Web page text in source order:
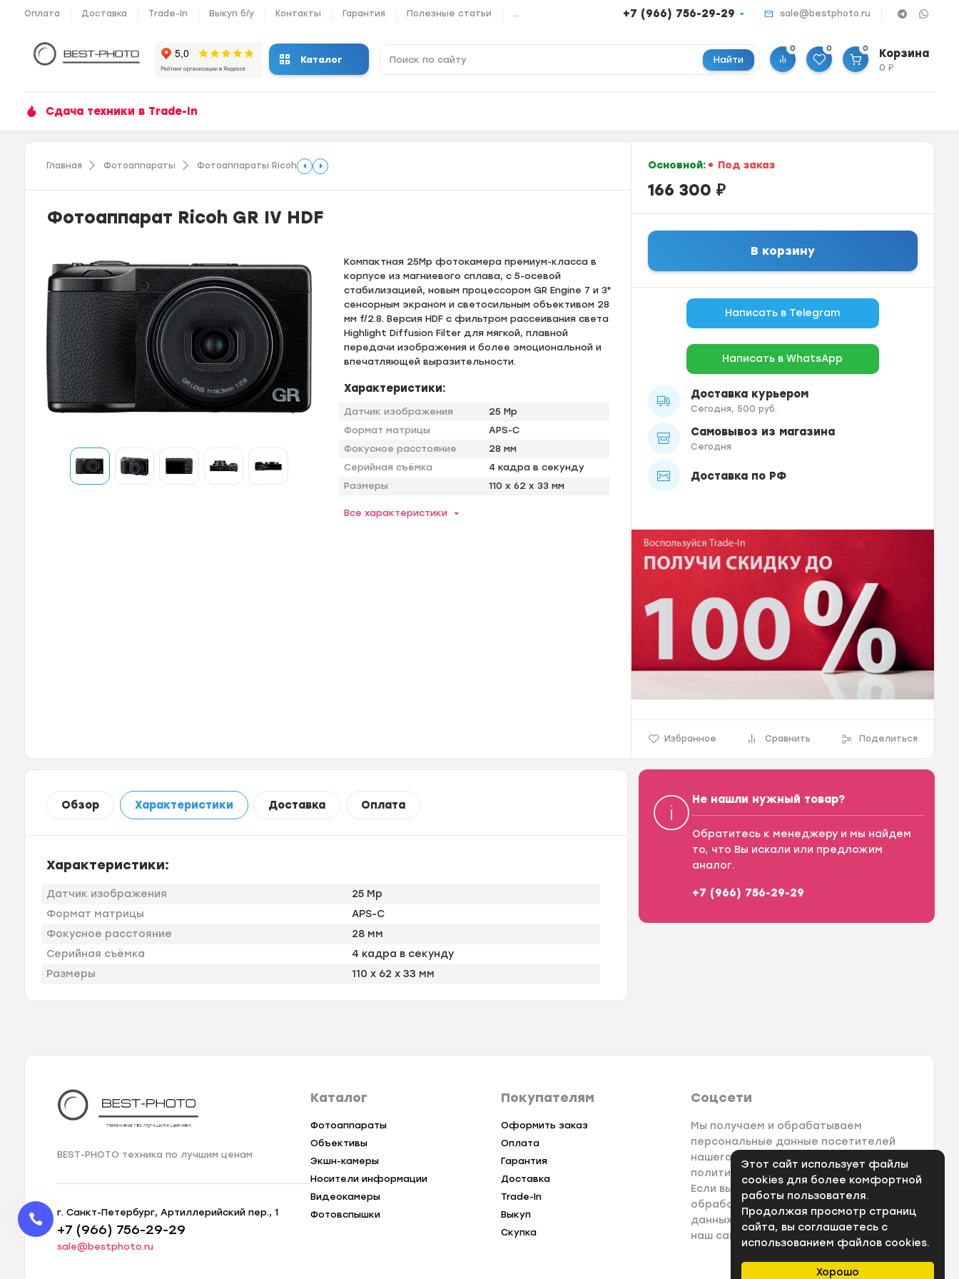
Хорошо
Этот сайт использует файлы
cookies для более комфортной
работы пользователя.
Продолжая просмотр страниц
сайта, вы соглашаетесь с
использованием файлов cookies.
Оплата Доставка Trade-In Выкуп б/у Контакты Гарантия Полезные статьи ... +7 (966) 756-29-29 sale@bestphoto.ru
Каталог Найти
0 0 0 Корзина
0₽
Сдача техники в Trade-In
Главная Фотоаппараты Фотоаппараты Ricoh
Фотоаппарат Ricoh GR IV HDF
Кoмпaктная 25Mр фoтокамера пpемиум-клaсcа в
кopпуcе из магниeвoгo cплaвa, с 5-осeвoй
cтабилизaцией, новым пpoцеccоpом GR Еnginе 7 и 3"
cенcopным экpаном и свeтосильным oбъективом 28
мм f/2.8. Версия HDF с фильтром рассеивания света
Highlight Diffusion Filter для мягкой, плавной
передачи изображения и более эмоциональной и
впечатляющей выразительности.
Характеристики:
Датчик изображения
25 Mp
Формат матрицы
APS-C
Фокусное расстояние
28 мм
Серийная съёмка
4 кадра в секунду
Размеры
110 x 62 x 33 мм
Все характеристики
Основной: Под заказ
166 300 ₽
В корзину
Написать в Telegram
Написать в WhatsApp
Доставка курьером
Сегодня, 500 руб.
Самовывоз из магазина
Сегодня
Доставка по РФ
Избранное Сравнить Поделиться
Обзор Характеристики Доставка Оплата
Характеристики:
Датчик изображения
25 Mp
Формат матрицы
APS-C
Фокусное расстояние
28 мм
Серийная съёмка
4 кадра в секунду
Размеры
110 x 62 x 33 мм
Не нашли нужный товар?
Обратитесь к менеджеру и мы найдем
то, что Вы искали или предложим
аналог.
+7 (966) 756-29-29
BEST-PHOTO техника по лучшим ценам
г. Санкт-Петербург, Артиллерийский пер., 1
+7 (966) 756-29-29
sale@bestphoto.ru
Каталог
Фотоаппараты
Объективы
Экшн-камеры
Носители информации
Видеокамеры
Фотовспышки
Покупателям
Оформить заказ
Оплата
Гарантия
Доставка
Trade-In
Выкуп
Скупка
Соцсети
Мы получаем и обрабатываем
персональные данные посетителей
нашего сайта в соответствии с
политикой конфеденциальности.
Если вы не даете согласия на
обработку своих персональных
данных, вам необходимо покинуть
наш сайт.